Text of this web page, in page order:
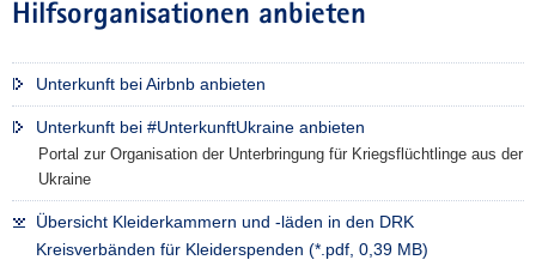
Hilfsorganisationen anbieten
Unterkunft bei Airbnb anbieten
Unterkunft bei #UnterkunftUkraine anbieten
Portal zur Organisation der Unterbringung für Kriegsflüchtlinge aus der
Ukraine
Übersicht Kleiderkammern und -läden in den DRK
Kreisverbänden für Kleiderspenden (*.pdf, 0,39 MB)